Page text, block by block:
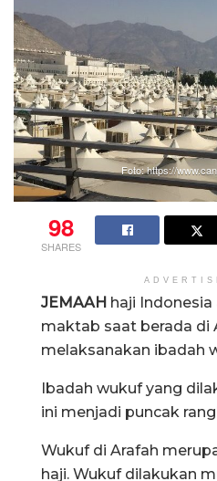
Foto: https://
98
SHARES
JEMAAH haji
maktab saat berada di
melaksanakan ibadah
Ibadah wukuf yang
ini menjadi puncak
Wukuf di Arafah
haji. Wukuf dilakukan